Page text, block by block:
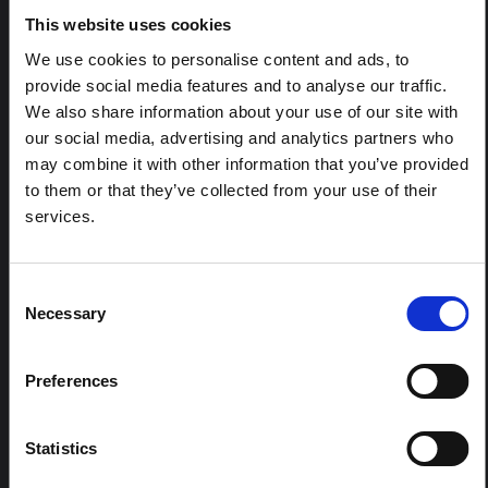
This website uses cookies
We use cookies to personalise content and ads, to
provide social media features and to analyse our traffic.
We also share information about your use of our site with
our social media, advertising and analytics partners who
may combine it with other information that you’ve provided
to them or that they’ve collected from your use of their
services.
Selection
Necessary
Preferences
Statistics
HAL Sciences ouvertes
Note contextuelle sur l'épidémie
d'Ebola Bundibugyo en Ituri (2026)
Cette note fournit un contexte sur la province de l'Ituri,
actuellement touchée par une épidémie d'Ebola
Bundibugyo. La note n'aborde pas directement
l'actualité et les derniers développements de la
dans lequel le public...